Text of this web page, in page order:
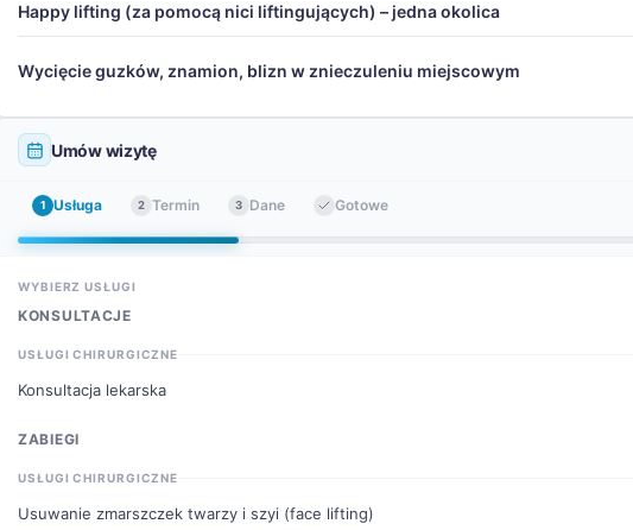
Happy lifting (za pomocą nici liftingujących) – jedna okolica
Wycięcie guzków, znamion, blizn w znieczuleniu miejscowym
Umów wizytę
1 Usługa 2 Termin 3 Dane Gotowe
WYBIERZ USŁUGI
KONSULTACJE
USŁUGI CHIRURGICZNE
Konsultacja lekarska
ZABIEGI
USŁUGI CHIRURGICZNE
Usuwanie zmarszczek twarzy i szyi (face lifting)